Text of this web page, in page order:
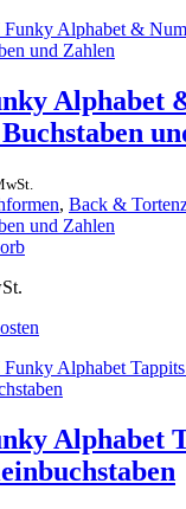
Alphabet
, Back &
und Zahlen
Alphabet